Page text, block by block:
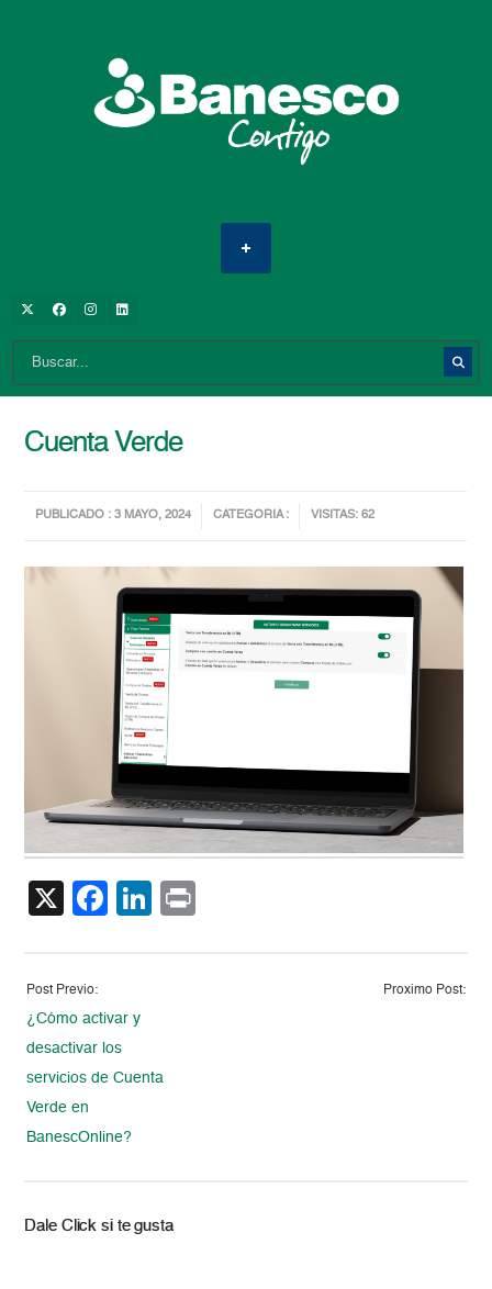
Cuenta Verde
PUBLICADO : 3 MAYO, 2024 CATEGORIA : VISITAS: 62
X Facebook
LinkedIn
Post Previo:
¿Cómo activar y
desactivar los
servicios de Cuenta
Verde en
BanescOnline?
Proximo Post:
Dale Click si te gusta